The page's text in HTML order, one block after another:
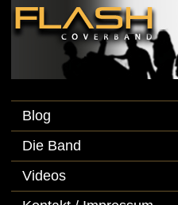
Blog
Die Band
Videos